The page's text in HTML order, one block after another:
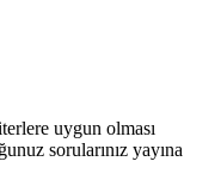
uygun olması
sorularınız yayına